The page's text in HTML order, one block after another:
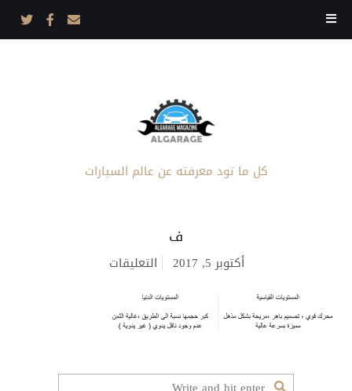
كل ما تود معرفته عن عالم السيارات
ف
أكتوبر 5, 2017 التعليقات